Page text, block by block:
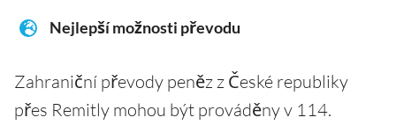
Nejlepší možnosti převodu
Zahraniční převody peněz z České republiky
přes Remitly mohou být prováděny v 114.